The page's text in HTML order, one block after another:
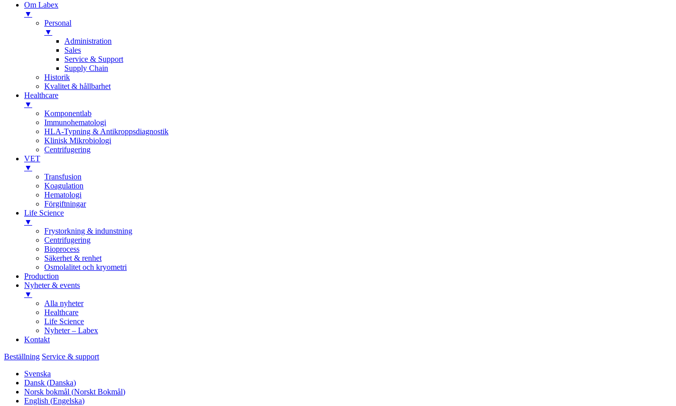
Om Labex
▼
Personal
▼
Administration
Sales
Service & Support
Supply Chain
Historik
Kvalitet & hållbarhet
Healthcare
▼
Komponentlab
Immunohematologi
HLA-Typning & Antikroppsdiagnostik
Klinisk Mikrobiologi
Centrifugering
VET
▼
Transfusion
Koagulation
Hematologi
Förgiftningar
Life Science
▼
Frystorkning & indunstning
Centrifugering
Bioprocess
Säkerhet & renhet
Osmolalitet och kryometri
Production
Nyheter & events
▼
Alla nyheter
Healthcare
Life Science
Nyheter – Labex
Kontakt
Beställning Service & support
Svenska
Dansk (Danska)
Norsk bokmål (Norskt Bokmål)
English (Engelska)